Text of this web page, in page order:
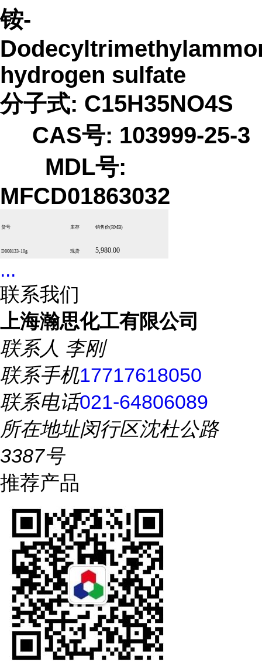
铵-
hydrogen sulfate
分子式: C15H35NO4S
CAS号: 103999-25-3
MDL号:
MFCD01863032
货号 库存 销售价(RMB)
D808133-10g 现货 5,980.00
...
联系我们
上海瀚思化工有限公司
联系人 李刚
联系手机17717618050
联系电话021-64806089
所在地址闵行区沈杜公路
3387号
推荐产品